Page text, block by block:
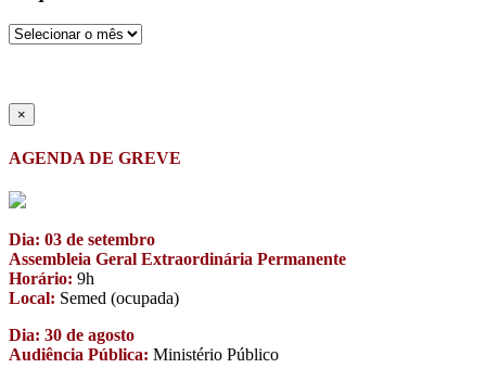
Arquivo
×
AGENDA DE GREVE
Dia: 03 de setembro
Assembleia Geral Extraordinária Permanente
Horário: 9h
Local: Semed (ocupada)
Dia: 30 de agosto
Audiência Pública: Ministério Público